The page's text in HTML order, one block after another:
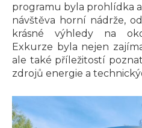
programu byla prohlídka
návštěva horní nádrže,
krásné výhledy na
Exkurze byla nejen
ale také příležitostí
zdrojů energie a